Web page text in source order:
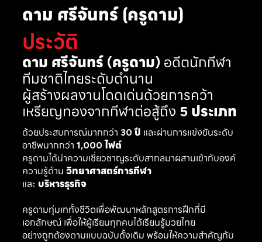
ดาม ศรีจันทร์ (ครูดาม)
ประวัติ
ดาม ศรีจันทร์ (ครูดาม)อดีตนักกีฬา
ทีมชาติไทยระดับตำนาน
ผู้สร้างผลงานโดดเด่นด้วยการคว้า
เหรียญทองจากกีฬาต่อสู้ถึง 5 ประเภท
ด้วยประสบการณ์มากกว่า 30 ปี และผ่านการแข่งขันระดับ
อาชีพมากกว่า 1,000 ไฟต์
ครูดามได้นำความเชี่ยวชาญระดับสากลมาผสานเข้ากับองค์
ความรู้ด้าน วิทยาศาสตร์การกีฬา
และ บริหารธุรกิจ
ครูดามทุ่มเททั้งชีวิตเพื่อพัฒนาหลักสูตรการฝึกที่มี
เอกลักษณ์ เพื่อให้ผู้เรียนทุกคนได้เรียนรู้มวยไทย
อย่างถูกต้องตามแบบฉบับดั้งเดิม พร้อมให้ความสำคัญกับ